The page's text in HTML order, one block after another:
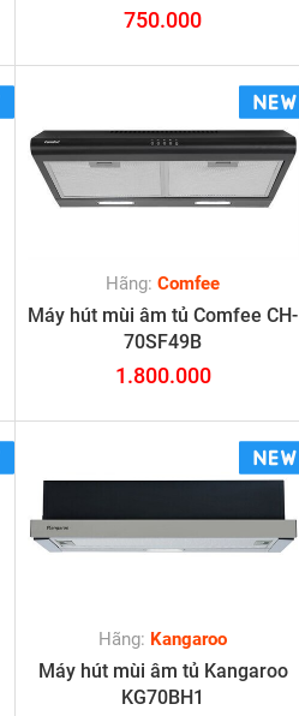
750.000
Hãng:Comfee
Máy hút mùi âm tủ Comfee CH-
70SF49B
1.800.000
Hãng: Kangaroo
Máy hút mùi âm tủ Kangaroo
KG70BH1